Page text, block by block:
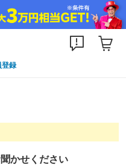
登録
かせください